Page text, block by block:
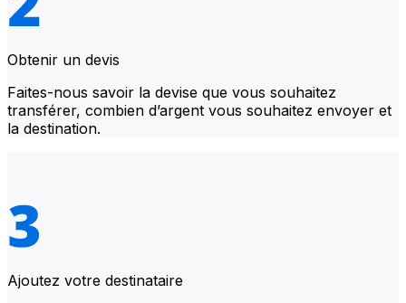
Obtenir un devis
Faites-nous savoir la devise que vous souhaitez
transférer, combien d’argent vous souhaitez envoyer et
la destination.
Ajoutez votre destinataire